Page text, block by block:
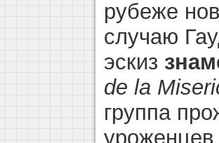
рубеже
случаю
эскиз
de la
группа
уроженцев